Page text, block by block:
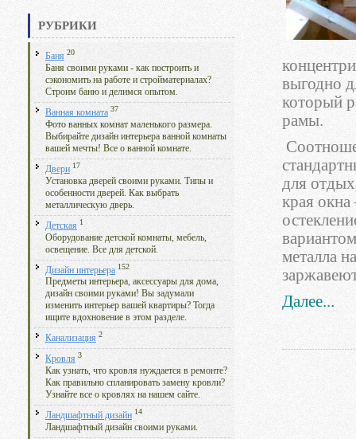
РУБРИКИ
Баня 20
Баня своими руками - как построить и
сэкономить на работе и стройматериалах?
Строим баню и делимся опытом.
Ванная комната 37
Фото ванных комнат маленького размера.
Выбирайте дизайн интерьера ванной комнаты
вашей мечты! Все о ванной комнате.
Двери 17
Установка дверей своими руками. Типы и
особенности дверей. Как выбрать
металлическую дверь.
Детская 1
Оборудование детской комнаты, мебель,
освещение. Все для детской.
Дизайн интерьера 152
Предметы интерьера, аксессуары для дома,
дизайн своими руками! Вы задумали
изменить интерьер вашей квартиры? Тогда
ищите вдохновение в этом разделе.
Канализация 2
Кровля 3
Как узнать, что кровля нуждается в ремонте?
Как правильно спланировать замену кровли?
Узнайте все о кровлях на нашем сайте.
Ландшафтный дизайн 14
Ландшафтный дизайн своими руками.
выгодно
который
рамы.
для
края
металла
Далее...